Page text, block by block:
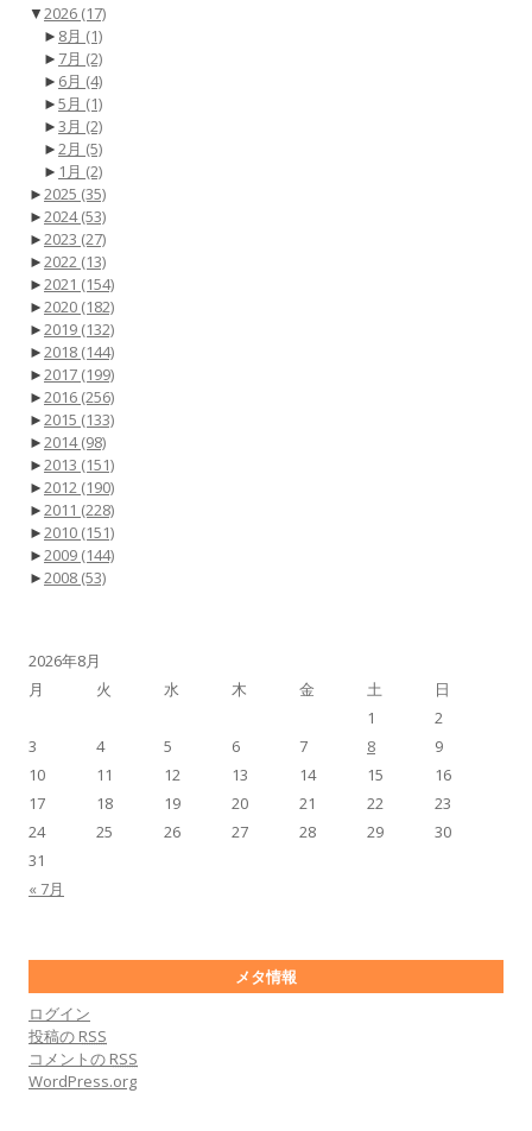
▼2026 (17)
► 8月 (1)
► 7月 (2)
► 6月 (4)
►5月 (1)
►3月 (2)
►2月 (5)
► 1月 (2)
►2025 (35)
►2024(53)
►2023 (27)
►2022 (13)
►2021 (154)
►2020 (182)
►2019 (132)
►2018 (144)
►2017 (199)
►2016 (256)
►2015 (133)
►2014(98)
►2013 (151)
►2012 (190)
►2011 (228)
►2010 (151)
►2009 (144)
►2008 (53)
2026年8月
月
火 水 木 金 土 日
« 7月
1
2
3
4 5 6 7 8
9
10
11 12 13 14 15
16
17
18 19 20 21 22
23
24
25 26 27 28 29
30
31
メタ情報
ログイン
投稿の RSS
コメントの RSS
WordPress.org